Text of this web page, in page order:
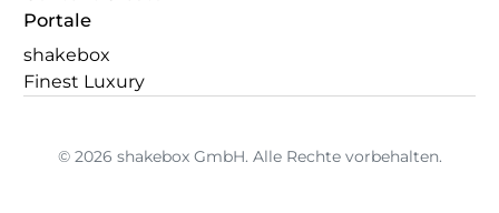
Portale
shakebox
Finest Luxury
© 2026 shakebox GmbH. Alle Rechte vorbehalten.